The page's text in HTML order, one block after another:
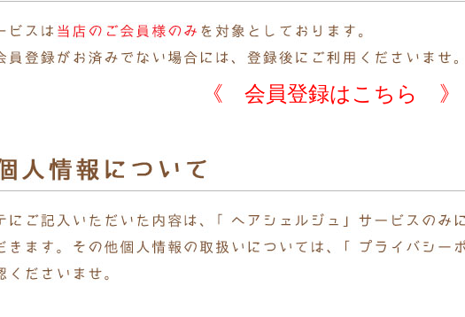
《 会員登録はこちら 》